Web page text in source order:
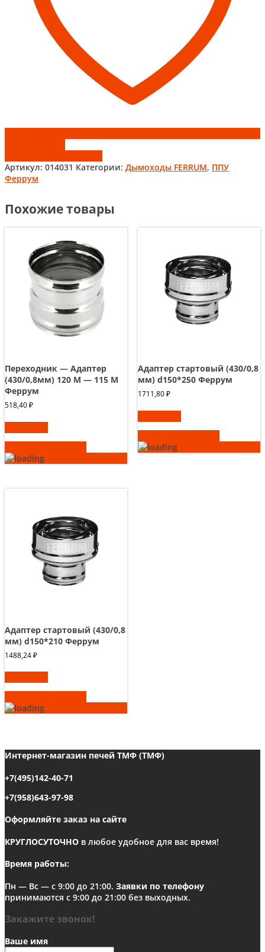
Артикул: 014031 Категории: Дымоходы FERRUM, ППУ
Феррум
Похожие товары
Переходник — Адаптер
(430/0,8мм) 120 М — 115 М
Феррум
518,40₽
Адаптер стартовый (430/0,8
мм) d150*250 Феррум
1711,80₽
Адаптер стартовый (430/0,8
мм) d150*210 Феррум
1488,24₽
Интернет-магазин печей ТМФ (ТМФ)
+7(495)142-40-71
+7(958)643-97-98
Оформляйте заказ на сайте
КРУГЛОСУТОЧНО в любое удобное для вас время!
Время работы:
Пн — Вс — с 9:00 до 21:00. Заявки по телефону
принимаются с 9:00 до 21:00 без выходных.
Закажите звонок!
Ваше имя